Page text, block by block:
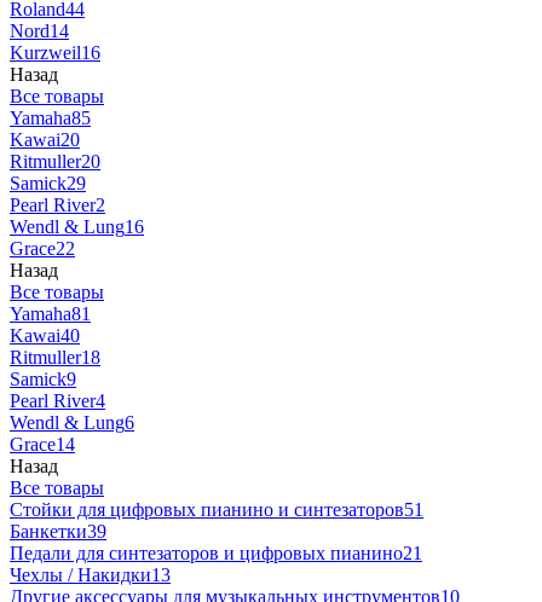
Roland44
Nord14
Kurzweil16
Назад
Все товары
Yamaha85
Kawai20
Ritmuller20
Samick29
Pearl River2
Wendl & Lung16
Grace22
Назад
Все товары
Yamaha81
Kawai40
Ritmuller18
Samick9
Pearl River4
Wendl & Lung6
Grace14
Назад
Все товары
Стойки для цифровых пианино и синтезаторов51
Банкетки39
Педали для синтезаторов и цифровых пианино21
Чехлы / Накидки13
Другие аксессуары для музыкальных инструментов10